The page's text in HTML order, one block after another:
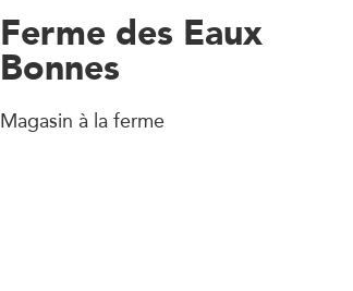
Ferme des Eaux
Bonnes
Magasin à la ferme